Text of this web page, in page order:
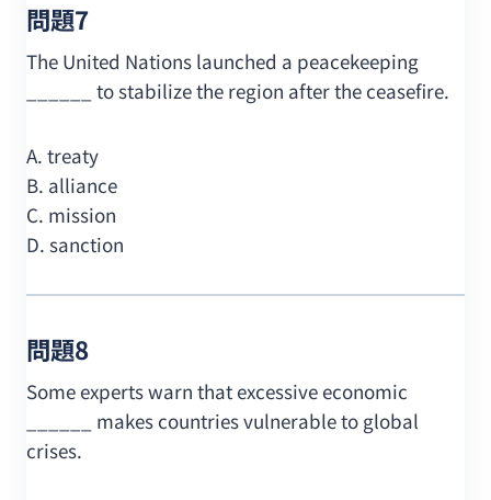
問題7
The United Nations launched a peacekeeping
______ to stabilize the region after the ceasefire.
A. treaty
B. alliance
C. mission
D. sanction
問題8
Some experts warn that excessive economic
______ makes countries vulnerable to global
crises.